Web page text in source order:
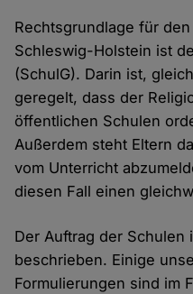
Rechtsgrundlage für
Schleswig-Holstein ist
(SchulG). Darin ist,
geregelt, dass der
öffentlichen Schulen
Außerdem steht Eltern
vom Unterricht
diesen Fall einen
Der Auftrag der Schulen
beschrieben. Einige
Formulierungen sind im